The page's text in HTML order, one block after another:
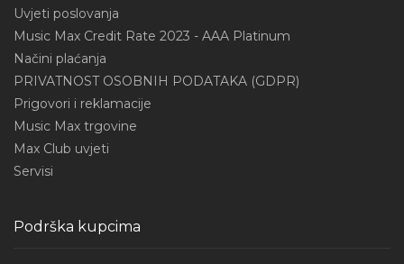
Uvjeti poslovanja
Music Max Credit Rate 2023 - AAA Platinum
Načini plaćanja
PRIVATNOST OSOBNIH PODATAKA (GDPR)
Prigovori i reklamacije
Music Max trgovine
Max Club uvjeti
Servisi
Podrška kupcima